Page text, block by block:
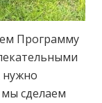
Программу
нужно
сделаем